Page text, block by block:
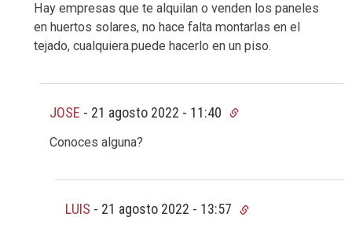
Hay empresas que te alquilan o venden los paneles
en huertos solares, no hace falta montarlas en el
tejado, cualquiera.puede hacerlo en un piso.
JOSE - 21 agosto 2022 - 11:40
Conoces alguna?
LUIS - 21 agosto 2022 - 13:57